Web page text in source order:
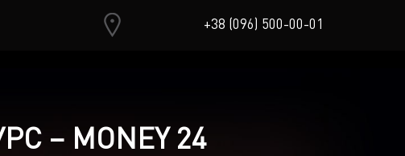
+38 (096) 500-00-01
– MONEY 24